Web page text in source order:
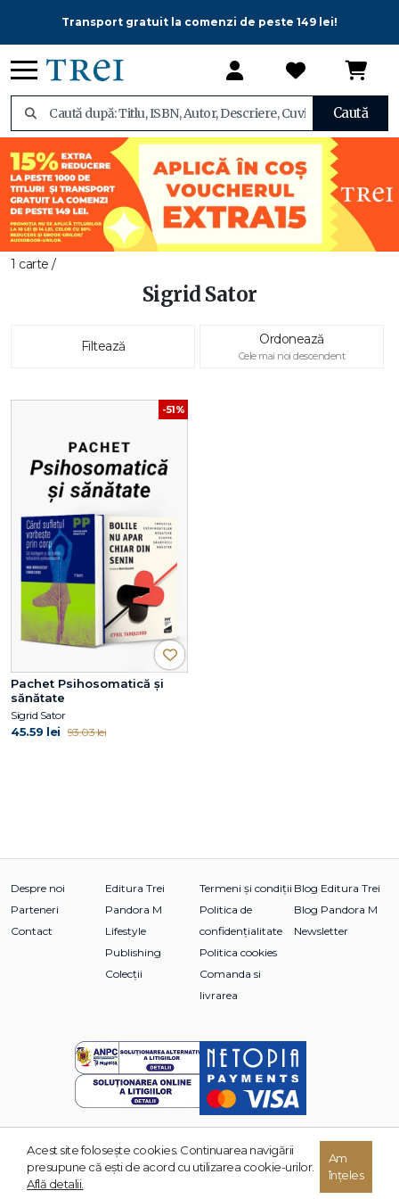
Transport gratuit la comenzi de peste 149 lei!
Caută
1 carte /
Sigrid Sator
Filtează Ordonează
Cele mai noi descendent
-51%
Pachet Psihosomatică și
sănătate
Sigrid Sator
45.59 lei 93.03 lei
Despre noi
Parteneri
Contact
Editura Trei
Pandora M
Lifestyle
Publishing
Colecții
Termeni și condiții
Politica de
confidențialitate
Politica cookies
Comanda si
livrarea
Blog Editura Trei
Blog Pandora M
Newsletter
© 2026 Grupul Editorial TREI. Toate drepturile rezervate.
Acest site foloseşte cookies. Continuarea navigării
presupune că eşti de acord cu utilizarea cookie-urilor.
Află detalii.
Am
înțeles